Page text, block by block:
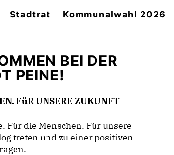
Stadtrat Kommunalwahl 2026
BEI DER
PEINE!
FüR UNSERE ZUKUNFT
Für die Menschen. Für unsere
treten und zu einer positiven